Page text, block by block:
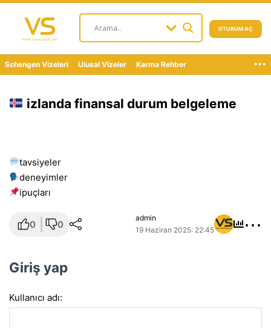
OTURUM AÇ
Schengen Vizeleri Ulusal Vizeler Karma Rehber ...
izlanda finansal durum belgeleme
tavsiyeler
deneyimler
i̇puçları
0 0
admin
19 Haziran 2025: 22:45
⋯
Giriş yap
Kullanıcı adı: